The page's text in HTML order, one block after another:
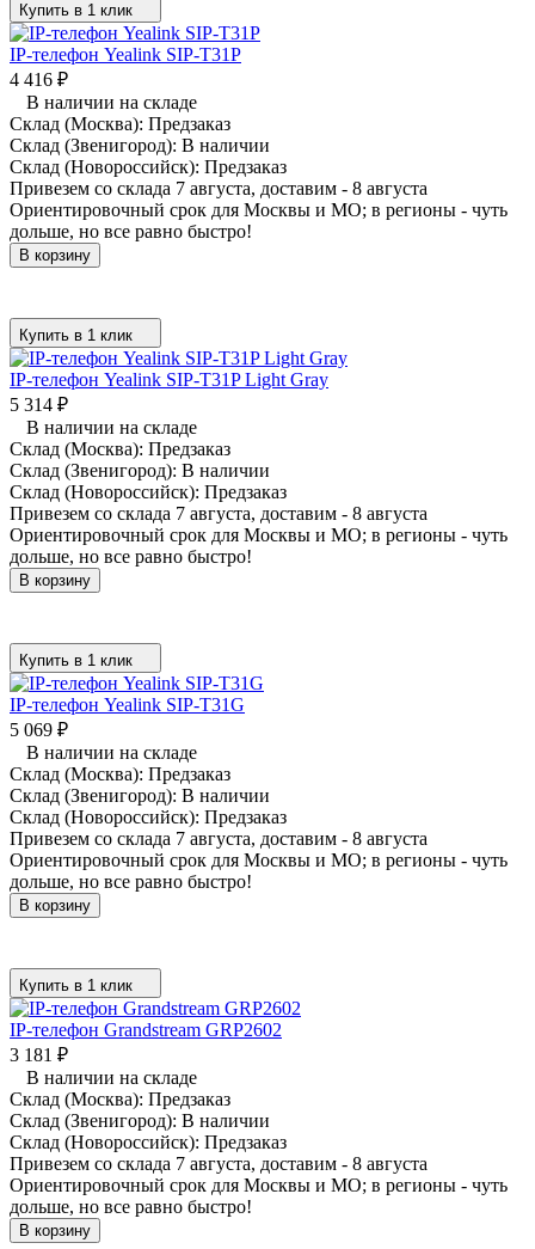
Купить в 1 клик
IP-телефон Yealink SIP-T31P
4 416 ₽
В наличии на складе
Склад (Москва): Предзаказ
Склад (Звенигород): В наличии
Склад (Новороссийск): Предзаказ
Привезем со склада 7 августа, доставим - 8 августа
Ориентировочный срок для Москвы и МО; в регионы - чуть
дольше, но все равно быстро!
В корзину
Купить в 1 клик
IP-телефон Yealink SIP-T31P Light Gray
5 314 ₽
В наличии на складе
Склад (Москва): Предзаказ
Склад (Звенигород): В наличии
Склад (Новороссийск): Предзаказ
Привезем со склада 7 августа, доставим - 8 августа
Ориентировочный срок для Москвы и МО; в регионы - чуть
дольше, но все равно быстро!
В корзину
Купить в 1 клик
IP-телефон Yealink SIP-T31G
5 069 ₽
В наличии на складе
Склад (Москва): Предзаказ
Склад (Звенигород): В наличии
Склад (Новороссийск): Предзаказ
Привезем со склада 7 августа, доставим - 8 августа
Ориентировочный срок для Москвы и МО; в регионы - чуть
дольше, но все равно быстро!
В корзину
Купить в 1 клик
IP-телефон Grandstream GRP2602
3 181 ₽
В наличии на складе
Склад (Москва): Предзаказ
Склад (Звенигород): В наличии
Склад (Новороссийск): Предзаказ
Привезем со склада 7 августа, доставим - 8 августа
Ориентировочный срок для Москвы и МО; в регионы - чуть
дольше, но все равно быстро!
В корзину